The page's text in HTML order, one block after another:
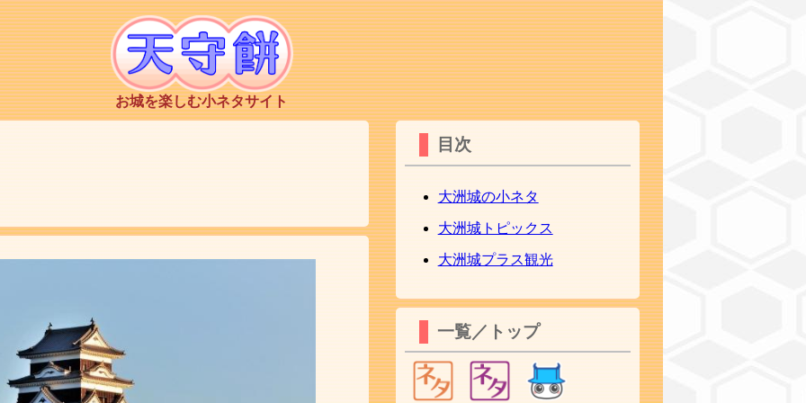
お城を楽しむ小ネタサイト
目次
大洲城の小ネタ
大洲城トピックス
大洲城プラス観光
一覧／トップ